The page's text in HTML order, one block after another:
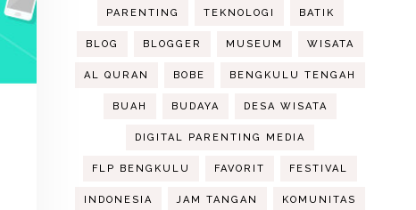
PARENTING TEKNOLOGI BATIK
BLOG BLOGGER MUSEUM WISATA
AL QURAN BOBE BENGKULU TENGAH
BUAH BUDAYA DESA WISATA
DIGITAL PARENTING MEDIA
FLP BENGKULU FAVORIT FESTIVAL
INDONESIA JAM TANGAN KOMUNITAS